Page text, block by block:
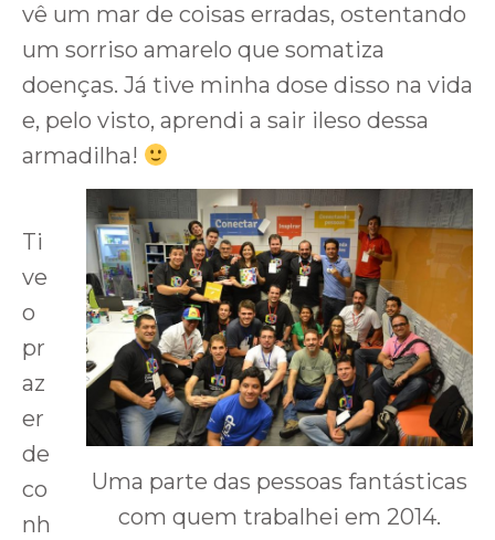
vê um mar de coisas erradas, ostentando
um sorriso amarelo que somatiza
doenças. Já tive minha dose disso na vida
e, pelo visto, aprendi a sair ileso dessa
armadilha!
Uma parte das pessoas fantásticas
com quem trabalhei em 2014.
Ti
ve
o
pr
az
er
de
co
nh